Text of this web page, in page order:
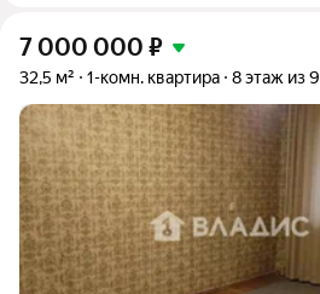
7 000 000 ₽
32,5 м² 1-комн. квартира 8 этаж из 9